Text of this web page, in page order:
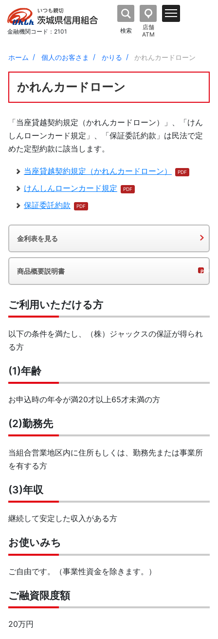
金融機関コード：2101 検索
店舗
ATM
ホーム 個人のお客さま かりる かれんカードローン
かれんカードローン
「当座貸越契約規定（かれんカードローン）」、「けん
しんローンカード規定」、「保証委託約款」は民法で定
めた定型約款に該当します。
当座貸越契約規定（かれんカードローン）
けんしんローンカード規定
保証委託約款
金利表を見る
商品概要説明書
ご利用いただける方
以下の条件を満たし、（株）ジャックスの保証が得られ
る方
(1)年齢
お申込時の年令が満20才以上65才未満の方
(2)勤務先
当組合営業地区内に住所もしくは、勤務先または事業所
を有する方
(3)年収
継続して安定した収入がある方
お使いみち
ご自由です。（事業性資金を除きます。）
ご融資限度額
20万円